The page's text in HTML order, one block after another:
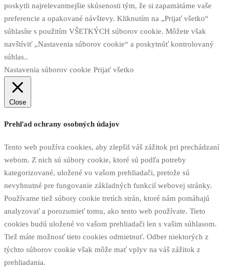
poskytli najrelevantnejšie skúsenosti tým, že si zapamätáme vaše
preferencie a opakované návštevy. Kliknutím na „Prijať všetko“
súhlasíte s použitím VŠETKÝCH súborov cookie. Môžete však
navštíviť „Nastavenia súborov cookie“ a poskytnúť kontrolovaný
súhlas..
Nastavenia súborov cookie Prijať všetko
Close
Prehľad ochrany osobných údajov
Tento web používa cookies, aby zlepšil váš zážitok pri prechádzaní
webom. Z nich sú súbory cookie, ktoré sú podľa potreby
kategorizované, uložené vo vašom prehliadači, pretože sú
nevyhnutné pre fungovanie základných funkcií webovej stránky.
Používame tiež súbory cookie tretích strán, ktoré nám pomáhajú
analyzovať a porozumieť tomu, ako tento web používate. Tieto
cookies budú uložené vo vašom prehliadači len s vašim súhlasom.
Tiež máte možnosť tieto cookies odmietnuť. Odber niektorých z
týchto súborov cookie však môže mať vplyv na váš zážitok z
prehliadania.